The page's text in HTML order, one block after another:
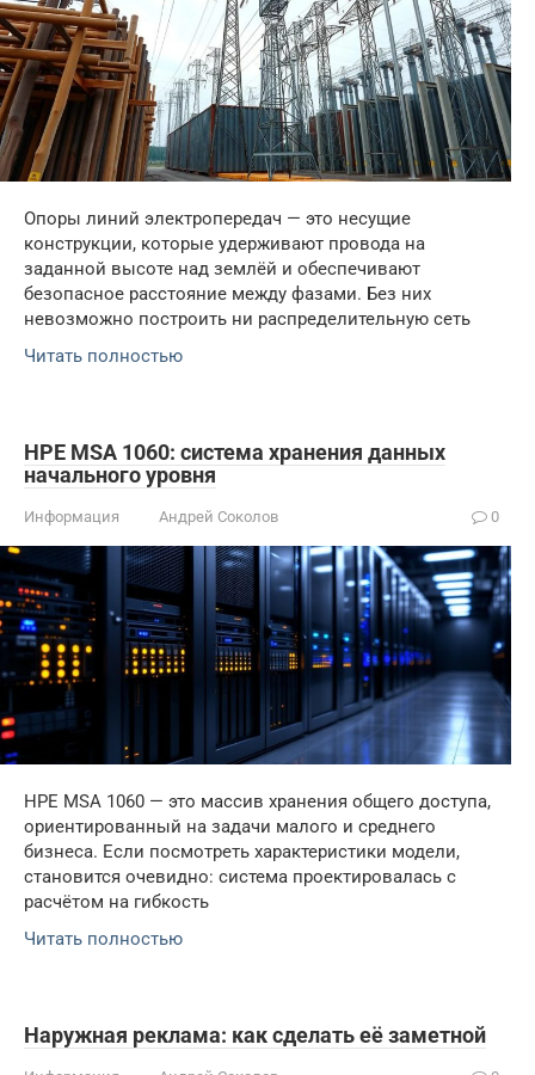
Опоры линий электропередач — это несущие
конструкции, которые удерживают провода на
заданной высоте над землёй и обеспечивают
безопасное расстояние между фазами. Без них
невозможно построить ни распределительную сеть
Читать полностью
HPE MSA 1060: система хранения данных
начального уровня
Информация Андрей Соколов 0
HPE MSA 1060 — это массив хранения общего доступа,
ориентированный на задачи малого и среднего
бизнеса. Если посмотреть характеристики модели,
становится очевидно: система проектировалась с
расчётом на гибкость
Читать полностью
Наружная реклама: как сделать её заметной